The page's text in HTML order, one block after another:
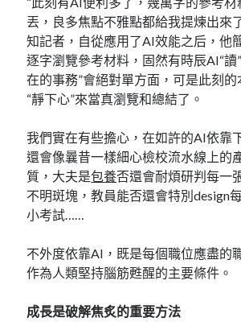
丟，良多焦點不雅點都給我提煉出來
知記者，自從應用了AI效能之后，他
逐字瀏覽參考材料，固然有時辰AI“讀
在的事務”會絕對單方面，可是此刻
“靜下心”來當真瀏覽和總結了。
我們實在有些擔心，在如許的AI依靠
還會像曩昔一樣細心檢校流水線上的
質，大夫是包養否還會耐煩研判每一
不明斑塊，教員能否還會特別design
小考試……
不外度依靠AI，既是每個職位應盡的
作為人類堅持腦筋甦醒的主要條件。
成長是破解焦炙的重要方法